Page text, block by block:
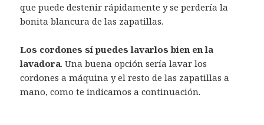
que puede desteñir rápidamente y se perdería la
bonita blancura de las zapatillas.
Los cordones sí puedes lavarlos bien en la
lavadora. Una buena opción sería lavar los
cordones a máquina y el resto de las zapatillas a
mano, como te indicamos a continuación.